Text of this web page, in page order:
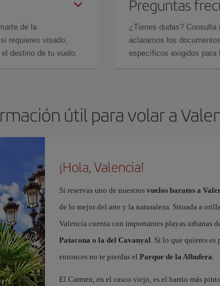
de la
requieres visado,
destino de tu vuelo.
Preguntas
¿Tienes dudas? Consulta
aclaramos los
específicos exigidos para
útil para volar a
¡Hola, Valencia!
Si reservas uno de nuestros vuelos baratos a
de lo mejor del arte y la naturaleza. Situada a
Valencia cuenta con importantes playas urbanas
Patacona o la del Cavanyal. Si lo que quieres es
entonces no te pierdas el Parque de la Albufera.
El Carmen, en el casco viejo, es el barrio más